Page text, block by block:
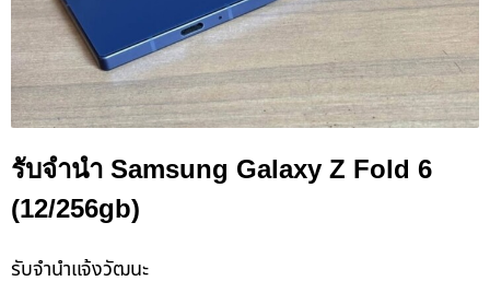
รับจำนำ Samsung Galaxy Z Fold 6
(12/256gb)
รับจํานําแจ้งวัฒนะ